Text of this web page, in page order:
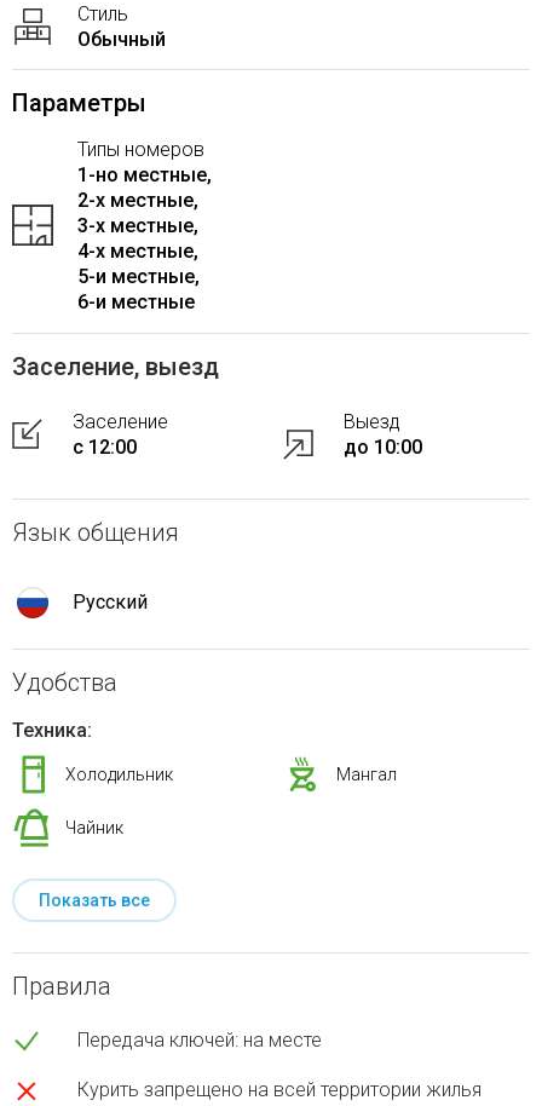
Стиль
Обычный
Параметры
Типы номеров
1-но местные,
2-x местные,
3-x местные,
4-x местные,
5-и местные,
6-и местные
Заселение, выезд
Заселение
с 12:00
Выезд
до 10:00
Язык общения
Русский
Удобства
Техника:
Холодильник Мангал
Чайник
Показать все
Правила
Передача ключей: на месте
Курить запрещено на всей территории жилья